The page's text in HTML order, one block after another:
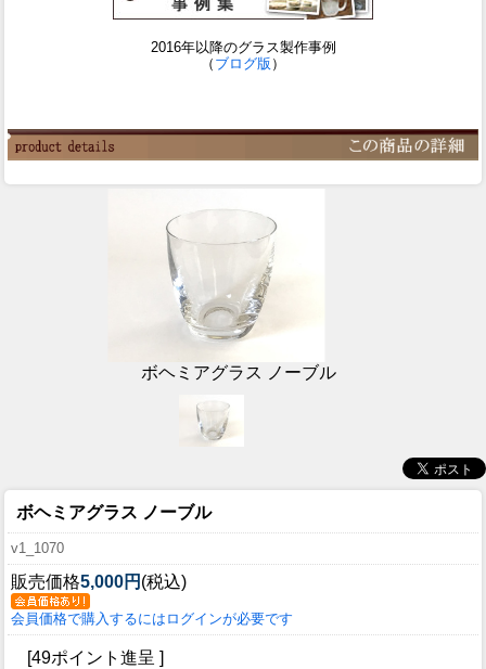
2016年以降のグラス製作事例
（ ブログ版 ）
ボヘミアグラス ノーブル
ボヘミアグラス ノーブル
v1_1070
販売価格5,000円 (税込)
会員価格で購入するにはログインが必要です
[49ポイント進呈 ]